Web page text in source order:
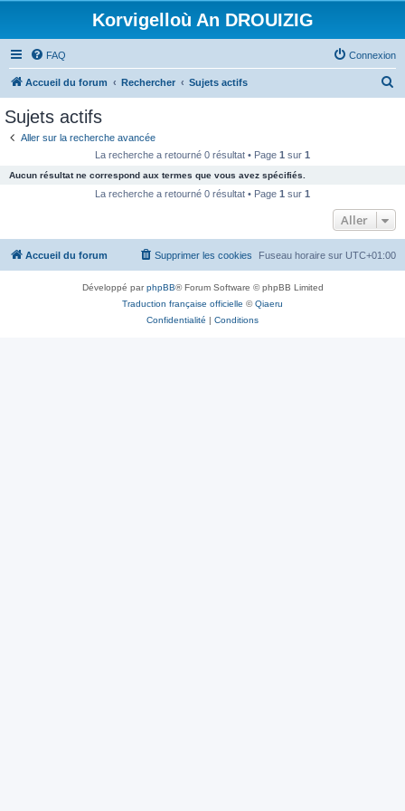
Korvigelloù An DROUIZIG
FAQ Connexion
Accueil du forum Rechercher Sujets actifs
c
e
Sujets actifs
Aller sur la recherche avancée
La recherche a retourné 0 résultat • Page 1 sur 1
Aucun résultat ne correspond aux termes que vous avez spécifiés.
La recherche a retourné 0 résultat • Page 1 sur 1
Aller
Accueil du forum Fuseau horaire sur UTC+01:00
Supprimer les cookies
Développé parphpBB® Forum Software © phpBB Limited
Traduction française officielle ©Qiaeru
Confidentialité | Conditions